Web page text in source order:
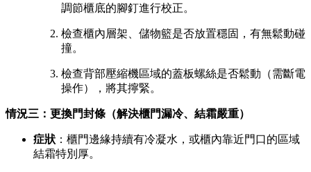
調節櫃底的腳釘進行校正。
檢查櫃內層架、儲物籃是否放置穩固，有無鬆動碰
撞。
檢查背部壓縮機區域的蓋板螺絲是否鬆動（需斷電
操作），將其擰緊。
情況三：更換門封條（解決櫃門漏冷、結霜嚴重）
症狀 ：櫃門邊緣持續有冷凝水，或櫃內靠近門口的區域
結霜特別厚。